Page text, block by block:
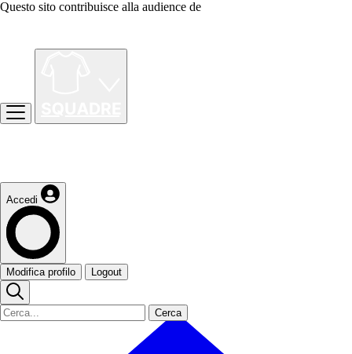
Questo sito contribuisce alla audience de
Accedi
Modifica profilo Logout
Cerca